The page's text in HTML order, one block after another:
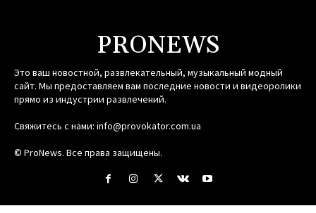
PRONEWS
Это ваш новостной, развлекательный, музыкальный модный
сайт. Мы предоставляем вам последние новости и видеоролики
прямо из индустрии развлечений.
Свяжитесь с нами: info@provokator.com.ua
© ProNews. Все права защищены.